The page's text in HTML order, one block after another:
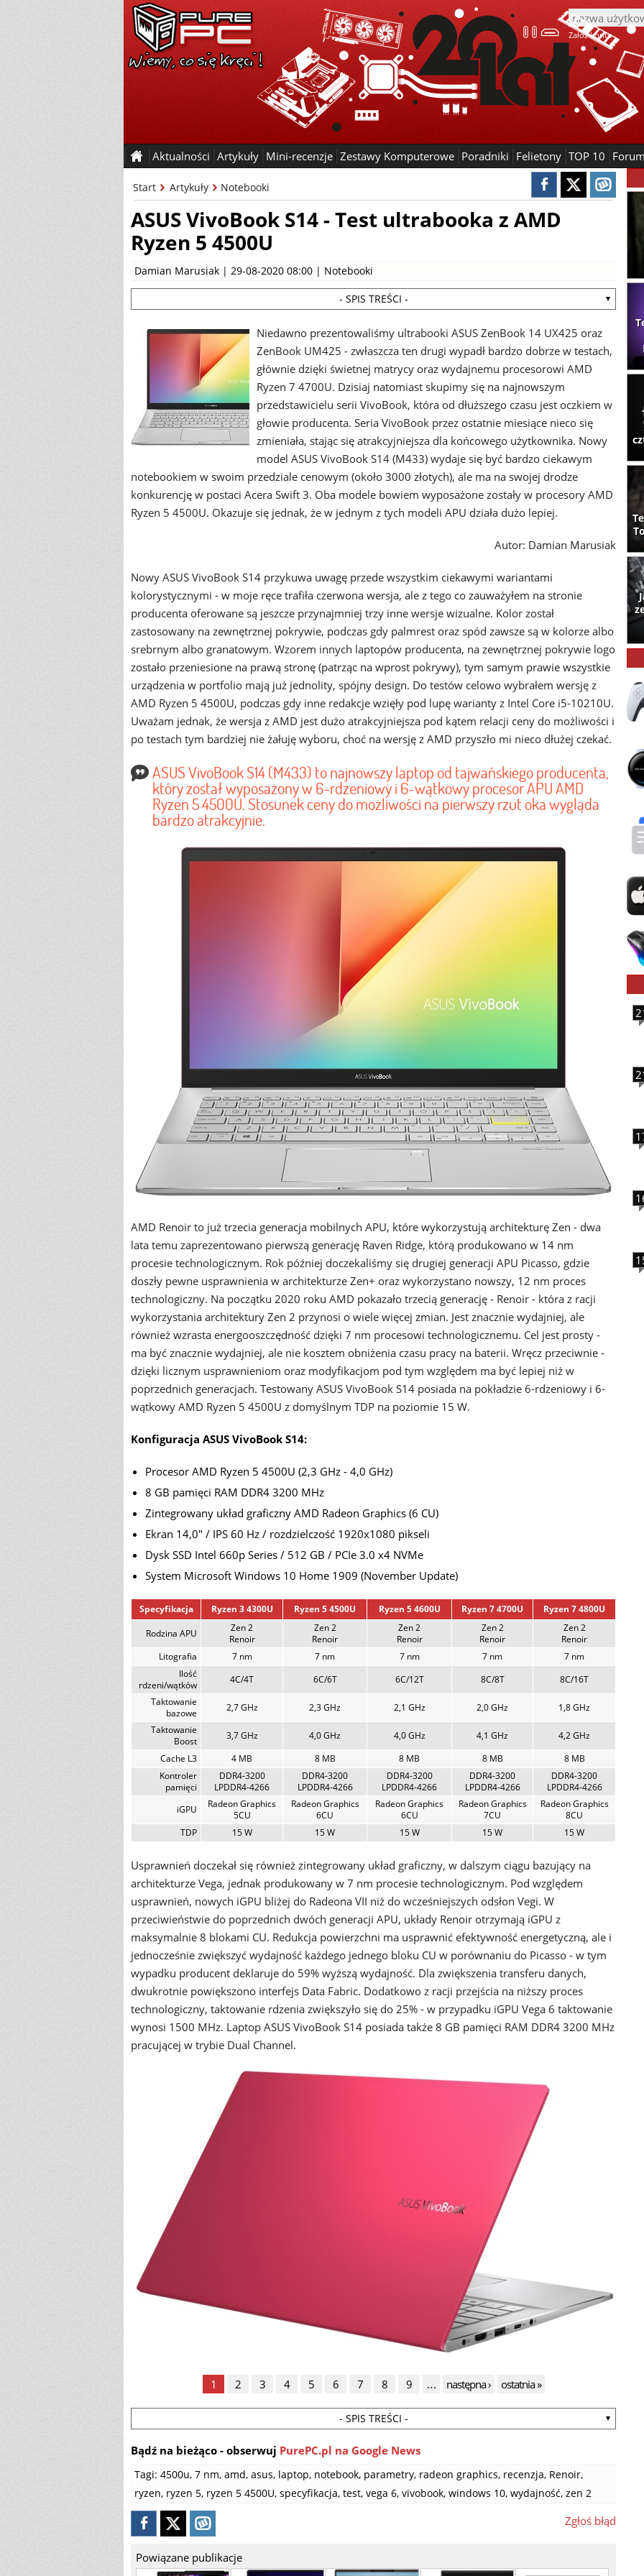
Załóż konto
Aktualności Artykuły Mini-recenzje Zestawy Komputerowe Poradniki Felietony TOP 10
Start Artykuły Notebooki
ASUS VivoBook S14 - Test ultrabooka z AMD
Ryzen 5 4500U
Damian Marusiak | 29-08-2020 08:00 | Notebooki
- SPIS TREŚCI -
Niedawno prezentowaliśmy ultrabooki ASUS ZenBook 14 UX425 oraz
ZenBook UM425 - zwłaszcza ten drugi wypadł bardzo dobrze w testach,
głównie dzięki świetnej matrycy oraz wydajnemu procesorowi AMD
Ryzen 7 4700U. Dzisiaj natomiast skupimy się na najnowszym
przedstawicielu serii VivoBook, która od dłuższego czasu jest oczkiem w
głowie producenta. Seria VivoBook przez ostatnie miesiące nieco się
zmieniała, stając się atrakcyjniejsza dla końcowego użytkownika. Nowy
model ASUS VivoBook S14 (M433) wydaje się być bardzo ciekawym
notebookiem w swoim przedziale cenowym (około 3000 złotych), ale ma na swojej drodze
konkurencję w postaci Acera Swift 3. Oba modele bowiem wyposażone zostały w procesory AMD
Ryzen 5 4500U. Okazuje się jednak, że w jednym z tych modeli APU działa dużo lepiej.
Autor: Damian Marusiak
Nowy ASUS VivoBook S14 przykuwa uwagę przede wszystkim ciekawymi wariantami
kolorystycznymi - w moje ręce trafiła czerwona wersja, ale z tego co zauważyłem na stronie
producenta oferowane są jeszcze przynajmniej trzy inne wersje wizualne. Kolor został
zastosowany na zewnętrznej pokrywie, podczas gdy palmrest oraz spód zawsze są w kolorze albo
srebrnym albo granatowym. Wzorem innych laptopów producenta, na zewnętrznej pokrywie logo
zostało przeniesione na prawą stronę (patrząc na wprost pokrywy), tym samym prawie wszystkie
urządzenia w portfolio mają już jednolity, spójny design. Do testów celowo wybrałem wersję z
AMD Ryzen 5 4500U, podczas gdy inne redakcje wzięły pod lupę warianty z Intel Core i5-10210U.
Uważam jednak, że wersja z AMD jest dużo atrakcyjniejsza pod kątem relacji ceny do możliwości i
po testach tym bardziej nie żałuję wyboru, choć na wersję z AMD przyszło mi nieco dłużej czekać.
ASUS VivoBook S14 (M433) to najnowszy laptop od tajwańskiego producenta,
który został wyposażony w 6-rdzeniowy i 6-wątkowy procesor APU AMD
Ryzen 5 4500U. Stosunek ceny do możliwości na pierwszy rzut oka wygląda
bardzo atrakcyjnie.
AMD Renoir to już trzecia generacja mobilnych APU, które wykorzystują architekturę Zen - dwa
lata temu zaprezentowano pierwszą generację Raven Ridge, którą produkowano w 14 nm
procesie technologicznym. Rok później doczekaliśmy się drugiej generacji APU Picasso, gdzie
doszły pewne usprawnienia w architekturze Zen+ oraz wykorzystano nowszy, 12 nm proces
technologiczny. Na początku 2020 roku AMD pokazało trzecią generację - Renoir - która z racji
wykorzystania architektury Zen 2 przynosi o wiele więcej zmian. Jest znacznie wydajniej, ale
również wzrasta energooszczędność dzięki 7 nm procesowi technologicznemu. Cel jest prosty -
ma być znacznie wydajniej, ale nie kosztem obniżenia czasu pracy na baterii. Wręcz przeciwnie -
dzięki licznym usprawnieniom oraz modyfikacjom pod tym względem ma być lepiej niż w
poprzednich generacjach. Testowany ASUS VivoBook S14 posiada na pokładzie 6-rdzeniowy i 6-
wątkowy AMD Ryzen 5 4500U z domyślnym TDP na poziomie 15 W.
Konfiguracja ASUS VivoBook S14:
Procesor AMD Ryzen 5 4500U (2,3 GHz - 4,0 GHz)
8 GB pamięci RAM DDR4 3200 MHz
Zintegrowany układ graficzny AMD Radeon Graphics (6 CU)
Ekran 14,0" / IPS 60 Hz / rozdzielczość 1920x1080 pikseli
Dysk SSD Intel 660p Series / 512 GB / PCIe 3.0 x4 NVMe
System Microsoft Windows 10 Home 1909 (November Update)
Specyfikacja Ryzen 3 4300U Ryzen 5 4500U Ryzen 5 4600U Ryzen 7 4700U
Ryzen 7 4800U
Rodzina APU
Zen 2
Renoir
Zen 2
Renoir
Zen 2
Renoir
Zen 2
Renoir
Zen 2
Renoir
Litografia
7 nm 7 nm 7 nm 7 nm
7 nm
Ilość
rdzeni/wątków
4C/4T 6C/6T 6C/12T 8C/8T
8C/16T
Taktowanie
bazowe
2,7 GHz 2,3 GHz 2,1 GHz 2,0 GHz
1,8 GHz
Taktowanie
Boost
3,7 GHz 4,0 GHz 4,0 GHz 4,1 GHz
4,2 GHz
Cache L3
4 MB 8 MB 8 MB 8 MB
8 MB
Kontroler
pamięci
DDR4-3200
LPDDR4-4266
DDR4-3200
LPDDR4-4266
DDR4-3200
LPDDR4-4266
DDR4-3200
LPDDR4-4266
DDR4-3200
LPDDR4-4266
iGPU
Radeon Graphics
5CU
Radeon Graphics
6CU
Radeon Graphics
6CU
Radeon Graphics
7CU
Radeon Graphics
8CU
TDP
15 W 15 W 15 W 15 W 15 W
Usprawnień doczekał się również zintegrowany układ graficzny, w dalszym ciągu bazujący na
architekturze Vega, jednak produkowany w 7 nm procesie technologicznym. Pod względem
usprawnień, nowych iGPU bliżej do Radeona VII niż do wcześniejszych odsłon Vegi. W
przeciwieństwie do poprzednich dwóch generacji APU, układy Renoir otrzymają iGPU z
maksymalnie 8 blokami CU. Redukcja powierzchni ma usprawnić efektywność energetyczną, ale i
jednocześnie zwiększyć wydajność każdego jednego bloku CU w porównaniu do Picasso - w tym
wypadku producent deklaruje do 59% wyższą wydajność. Dla zwiększenia transferu danych,
dwukrotnie powiększono interfejs Data Fabric. Dodatkowo z racji przejścia na niższy proces
technologiczny, taktowanie rdzenia zwiększyło się do 25% - w przypadku iGPU Vega 6 taktowanie
wynosi 1500 MHz. Laptop ASUS VivoBook S14 posiada także 8 GB pamięci RAM DDR4 3200 MHz
pracującej w trybie Dual Channel.
1 2 3 4 5 6 7 8 9 … następna › ostatnia »
- SPIS TREŚCI -
Bądź na bieżąco - obserwuj PurePC.pl na Google News
Tagi: 4500u, 7 nm, amd, asus, laptop, notebook, parametry, radeon graphics, recenzja, Renoir,
ryzen, ryzen 5, ryzen 5 4500U, specyfikacja, test, vega 6, vivobook, windows 10, wydajność, zen 2
Zgłoś błąd
Powiązane publikacje